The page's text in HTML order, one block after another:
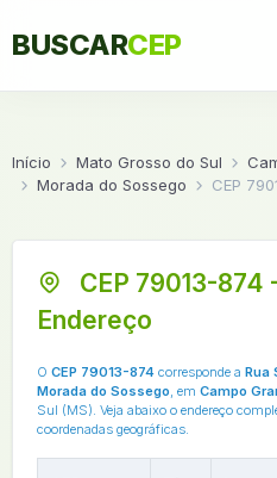
BUSCARCEP
Início Mato Grosso do Sul
Morada do Sossego
CEP
CEP 79013-
Endereço
O CEP 79013-874 corresponde a Rua
Morada do Sossego, em Campo
Sul (MS). Veja abaixo o endereço
coordenadas geográficas.